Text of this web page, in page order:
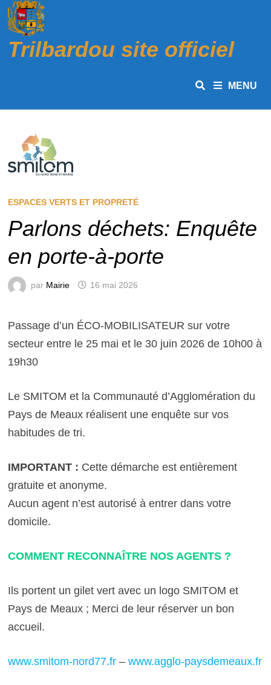
Passer
au
contenu
Trilbardou site officiel
MENU
ESPACES VERTS ET PROPRETÉ
Parlons déchets: Enquête
en porte-à-porte
par Mairie 16 mai 2026
Passage d’un ÉCO-MOBILISATEUR sur votre
secteur entre le 25 mai et le 30 juin 2026 de 10h00 à
19h30
Le SMITOM et la Communauté d’Agglomération du
Pays de Meaux réalisent une enquête sur vos
habitudes de tri.
IMPORTANT : Cette démarche est entièrement
gratuite et anonyme.
Aucun agent n’est autorisé à entrer dans votre
domicile.
COMMENT RECONNAÎTRE NOS AGENTS ?
Ils portent un gilet vert avec un logo SMITOM et
Pays de Meaux ; Merci de leur réserver un bon
accueil.
www.smitom-nord77.fr –www.agglo-paysdemeaux.fr